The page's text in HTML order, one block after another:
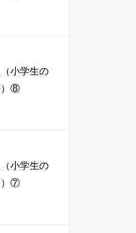
小学生の
）⑧
小学生の
）⑦